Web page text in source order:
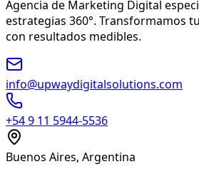
Agencia de Marketing Digital
estrategias 360°. Transformamos
con resultados medibles.
info@upwaydigitalsolutions.com
+54 9 11 5944-5536
Buenos Aires, Argentina